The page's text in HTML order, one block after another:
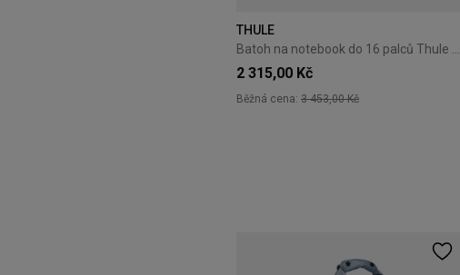
THULE
Batoh na notebook do 16 palců Thule Chasm 26L – pond grey
2 315,00 Kč
Běžná cena: 3 453,00 Kč